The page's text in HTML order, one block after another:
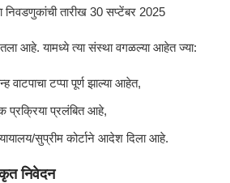
निवडणुकांची तारीख 30 सप्टेंबर 2025
आहे. यामध्ये त्या संस्था वगळल्या आहेत ज्या:
वाटपाचा टप्पा पूर्ण झाल्या आहेत,
प्रक्रिया प्रलंबित आहे,
सुप्रीम कोर्टाने आदेश दिला आहे.
निवेदन